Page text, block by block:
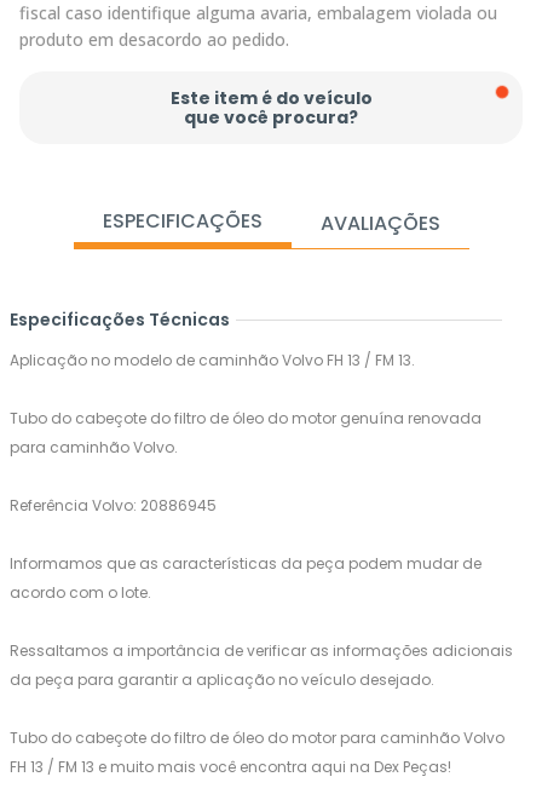
fiscal caso identifique alguma avaria, embalagem violada ou
produto em desacordo ao pedido.
Este item é do veículo
que você procura?
ESPECIFICAÇÕES AVALIAÇÕES
Especificações Técnicas
Aplicação no modelo de caminhão Volvo FH 13 / FM 13.
Tubo do cabeçote do filtro de óleo do motor genuína renovada
para caminhão Volvo.
Referência Volvo: 20886945
Informamos que as características da peça podem mudar de
acordo com o lote.
Ressaltamos a importância de verificar as informações adicionais
da peça para garantir a aplicação no veículo desejado.
Tubo do cabeçote do filtro de óleo do motor para caminhão Volvo
FH 13 / FM 13 e muito mais você encontra aqui na Dex Peças!